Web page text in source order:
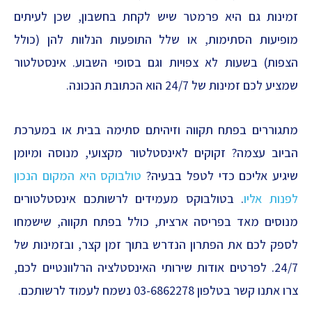
זמינות גם היא פרמטר שיש לקחת בחשבון, שכן לעיתים
מופיעות הסתימות, או שלל התופעות הנלוות להן (כולל
הצפות) בשעות לא צפויות וגם בסופי השבוע. אינסטלטור
שמציע לכם זמינות של 24/7 הוא הכתובת הנכונה.
מתגוררים בפתח תקווה וזיהיתם סתימה בבית או במערכת
הביוב עצמה? זקוקים לאינסטלטור מקצועי, מנוסה ומיומן
שיגיע אליכם כדי לטפל בבעיה? טולבוקס היא המקום הנכון
לפנות אליו. בטולבוקס מעמידים לרשותכם אינסטלטורים
מנוסים מאד בפריסה ארצית, כולל בפתח תקווה, שישמחו
לספק לכם את הפתרון הנדרש בתוך זמן קצר, ובזמינות של
24/7. לפרטים אודות שירותי האינסטלציה הרלוונטיים לכם,
צרו אתנו קשר בטלפון 03-6862278 נשמח לעמוד לרשותכם.